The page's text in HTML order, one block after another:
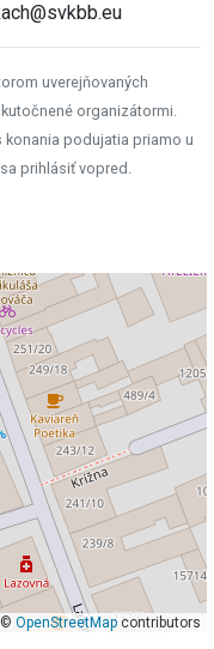
uverejňovaných
organizátormi.
podujatia priamo u
prihlásiť vopred.
OpenStreetMapcontributors